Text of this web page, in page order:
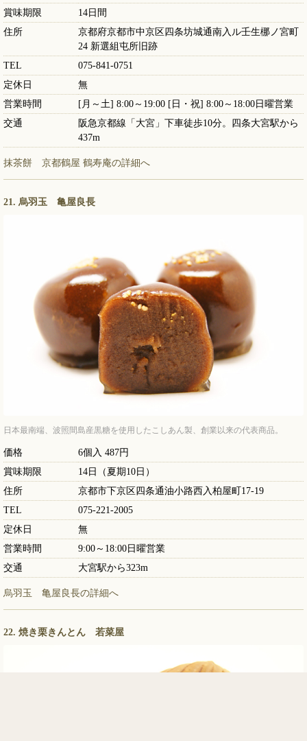
賞味期限
14日間
住所
京都府京都市中京区四条坊城通南入ル壬生梛ノ宮町
24 新選組屯所旧跡
TEL
075-841-0751
定休日
無
営業時間
[月～土] 8:00～19:00 [日・祝] 8:00～18:00日曜営業
交通
阪急京都線「大宮」下車徒歩10分。四条大宮駅から
437m
抹茶餅 京都鶴屋 鶴寿庵の詳細へ
21. 烏羽玉 亀屋良長
日本最南端、波照間島産黒糖を使用したこしあん製、創業以来の代表商品。
価格
6個入 487円
賞味期限
14日（夏期10日）
住所
京都市下京区四条通油小路西入柏屋町17-19
TEL
075-221-2005
定休日
無
営業時間
9:00～18:00日曜営業
交通
大宮駅から323m
烏羽玉 亀屋良長の詳細へ
22. 焼き栗きんとん 若菜屋